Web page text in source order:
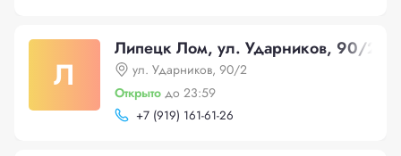
Л
Липецк Лом, ул. Ударников, 90/2
ул. Ударников, 90/2
Открыто до 23:59
+7 (919) 161-61-26